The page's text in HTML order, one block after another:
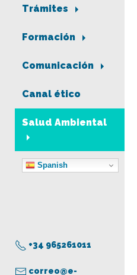
Trámites
Formación
Comunicación
Canal ético
Salud Ambiental
Spanish
+34 965261011
correo@e-